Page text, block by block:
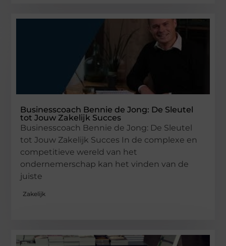
Businesscoach Bennie de Jong: De Sleutel
tot Jouw Zakelijk Succes
Businesscoach Bennie de Jong: De Sleutel
tot Jouw Zakelijk Succes In de complexe en
competitieve wereld van het
ondernemerschap kan het vinden van de
juiste
Zakelijk